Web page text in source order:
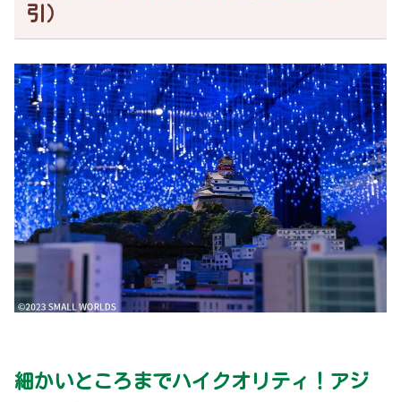
引）
細かいところまでハイクオリティ！アジ